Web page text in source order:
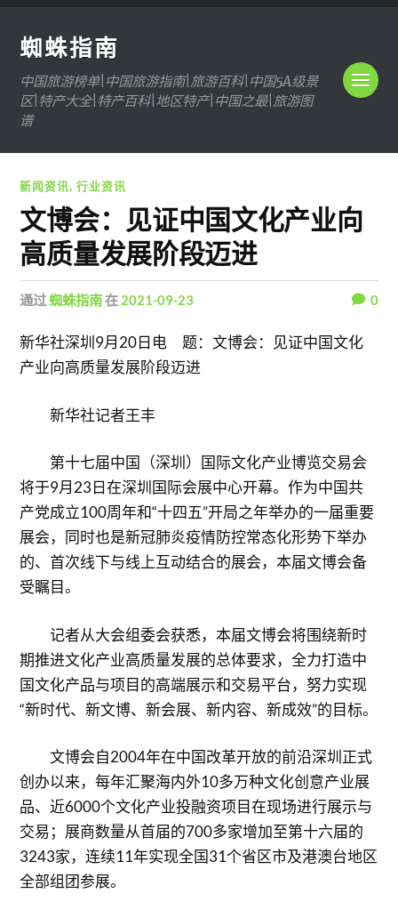
蜘蛛指南
中国旅游榜单|中国旅游指南|旅游百科|中国5A级景
区|特产大全|特产百科|地区特产|中国之最|旅游图
谱
新闻资讯,行业资讯
文博会：见证中国文化产业向
高质量发展阶段迈进
通过蜘蛛指南在 2021-09-23 0
新华社深圳9月20日电 题：文博会：见证中国文化
产业向高质量发展阶段迈进
新华社记者王丰
第十七届中国（深圳）国际文化产业博览交易会
将于9月23日在深圳国际会展中心开幕。作为中国共
产党成立100周年和“十四五”开局之年举办的一届重要
展会，同时也是新冠肺炎疫情防控常态化形势下举办
的、首次线下与线上互动结合的展会，本届文博会备
受瞩目。
记者从大会组委会获悉，本届文博会将围绕新时
期推进文化产业高质量发展的总体要求，全力打造中
国文化产品与项目的高端展示和交易平台，努力实现
“新时代、新文博、新会展、新内容、新成效”的目标。
文博会自2004年在中国改革开放的前沿深圳正式
创办以来，每年汇聚海内外10多万种文化创意产业展
品、近6000个文化产业投融资项目在现场进行展示与
交易；展商数量从首届的700多家增加至第十六届的
3243家，连续11年实现全国31个省区市及港澳台地区
全部组团参展。